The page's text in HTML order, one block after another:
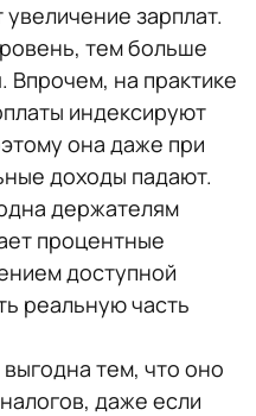
зарплат.
тем больше
Впрочем, на практике
индексируют
она даже при
доходы падают.
держателям
процентные
доступной
реальную часть
тем, что оно
даже если